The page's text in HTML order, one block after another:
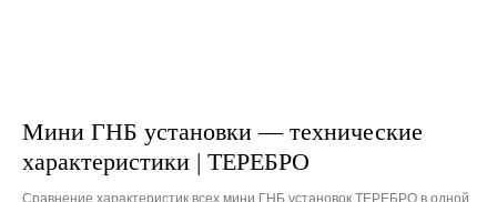
Мини ГНБ установки — технические
характеристики | ТЕРЕБРО
Сравнение характеристик всех мини ГНБ установок ТЕРЕБРО в одной